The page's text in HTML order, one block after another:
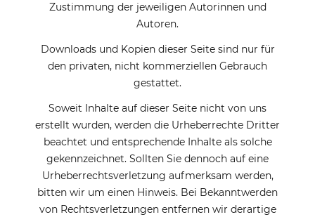
Zustimmung der jeweiligen Autorinnen und
Autoren.
Downloads und Kopien dieser Seite sind nur für
den privaten, nicht kommerziellen Gebrauch
gestattet.
Soweit Inhalte auf dieser Seite nicht von uns
erstellt wurden, werden die Urheberrechte Dritter
beachtet und entsprechende Inhalte als solche
gekennzeichnet. Sollten Sie dennoch auf eine
Urheberrechtsverletzung aufmerksam werden,
bitten wir um einen Hinweis. Bei Bekanntwerden
von Rechtsverletzungen entfernen wir derartige